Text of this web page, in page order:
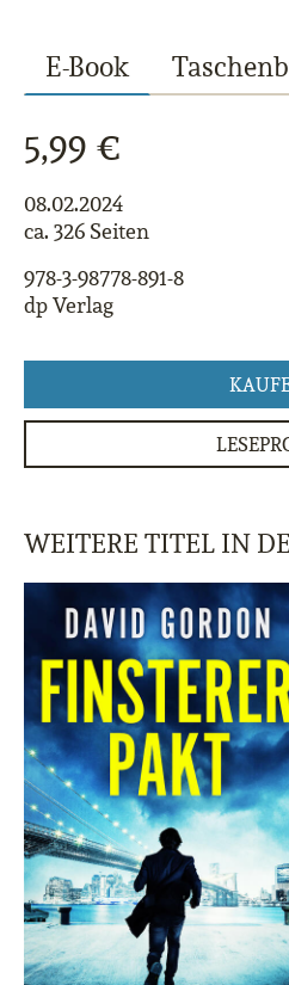
E-Book
5,99 €
08.02.2024
ca. 326 Seiten
978-3-98778-891-8
dp Verlag
WEITERE TITEL IN